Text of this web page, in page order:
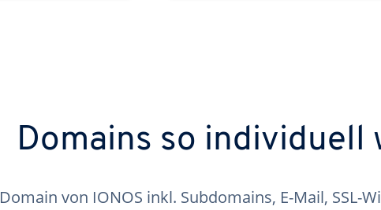
Domains so individuell
Domain von IONOS inkl. Subdomains, E-Mail, SSL-